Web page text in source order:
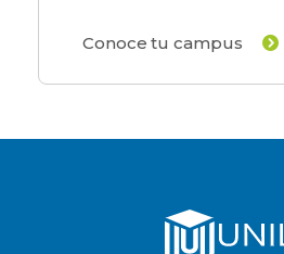
Conoce tu campus